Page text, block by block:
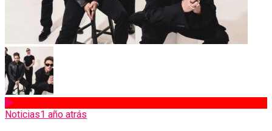
Noticias1 año atrás